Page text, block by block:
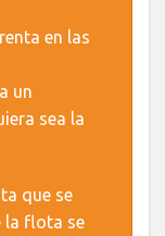
en las
un
sea la
que se
la flota se